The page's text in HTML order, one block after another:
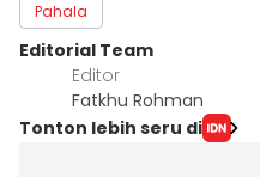
Pahala
Editorial Team
Editor
Fatkhu Rohman
Tonton lebih seru di